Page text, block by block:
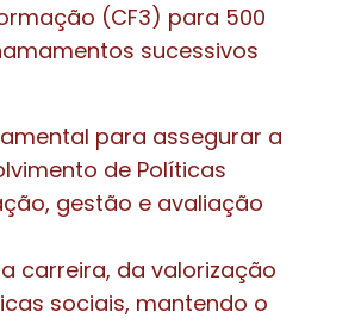
(CF3) para 500
sucessivos
para assegurar a
de Políticas
gestão e avaliação
carreira, da valorização
sociais, mantendo o